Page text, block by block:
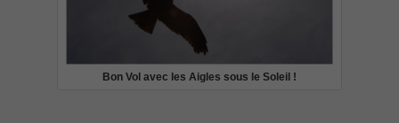
Bon Vol avec les Aigles sous le Soleil !